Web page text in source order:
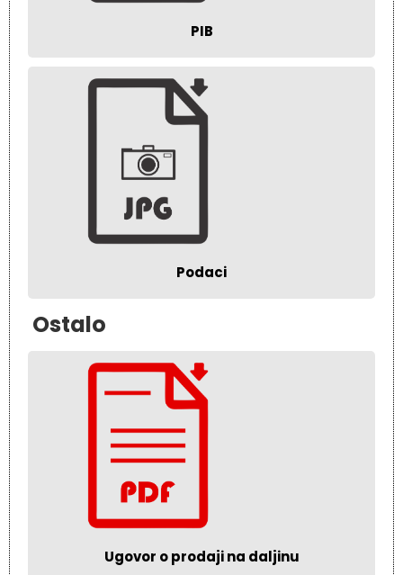
PIB
Podaci
Ostalo
Ugovor o prodaji na daljinu